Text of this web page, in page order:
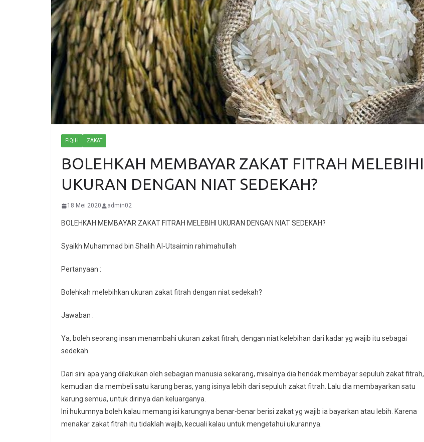
FIQIH ZAKAT
BOLEHKAH MEMBAYAR ZAKAT FITRAH MELEBIHI
UKURAN DENGAN NIAT SEDEKAH?
18 Mei 2020 admin02
BOLEHKAH MEMBAYAR ZAKAT FITRAH MELEBIHI UKURAN DENGAN NIAT SEDEKAH?
Syaikh Muhammad bin Shalih Al-Utsaimin rahimahullah
Pertanyaan :
Bolehkah melebihkan ukuran zakat fitrah dengan niat sedekah?
Jawaban :
Ya, boleh seorang insan menambahi ukuran zakat fitrah, dengan niat kelebihan dari kadar yg wajib itu sebagai
sedekah.
Dari sini apa yang dilakukan oleh sebagian manusia sekarang, misalnya dia hendak membayar sepuluh zakat fitrah,
kemudian dia membeli satu karung beras, yang isinya lebih dari sepuluh zakat fitrah. Lalu dia membayarkan satu
karung semua, untuk dirinya dan keluarganya.
Ini hukumnya boleh kalau memang isi karungnya benar-benar berisi zakat yg wajib ia bayarkan atau lebih. Karena
menakar zakat fitrah itu tidaklah wajib, kecuali kalau untuk mengetahui ukurannya.